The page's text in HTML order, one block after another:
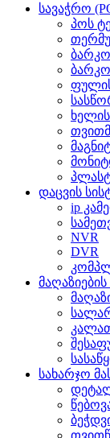
სავაჭრო
პოს
დაცვის
ip
NVR
DVR
სახარჯო